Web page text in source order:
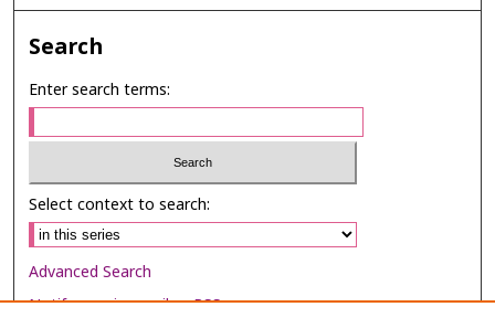
Search
Enter search terms:
Select context to search:
Advanced Search
Notify me via email orRSS